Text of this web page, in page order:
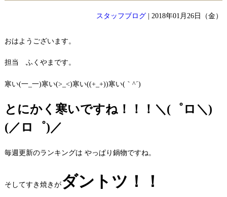
スタッフブログ | 2018年01月26日（金）
おはようございます。
担当 ふくやまです。
寒い(一_一)寒い(>_<)寒い((+_+))寒い(｀^´)
とにかく寒いですね！！！＼(゜ロ＼)
(／ロ゜)／
毎週更新のランキングは やっぱり鍋物ですね。
そしてすき焼きがダントツ！！